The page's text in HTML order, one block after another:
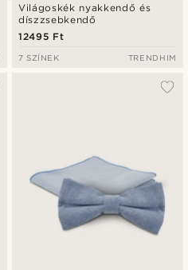
Világoskék nyakkendő és
díszzsebkendő
12495 Ft
7 SZÍNEK TRENDHIM